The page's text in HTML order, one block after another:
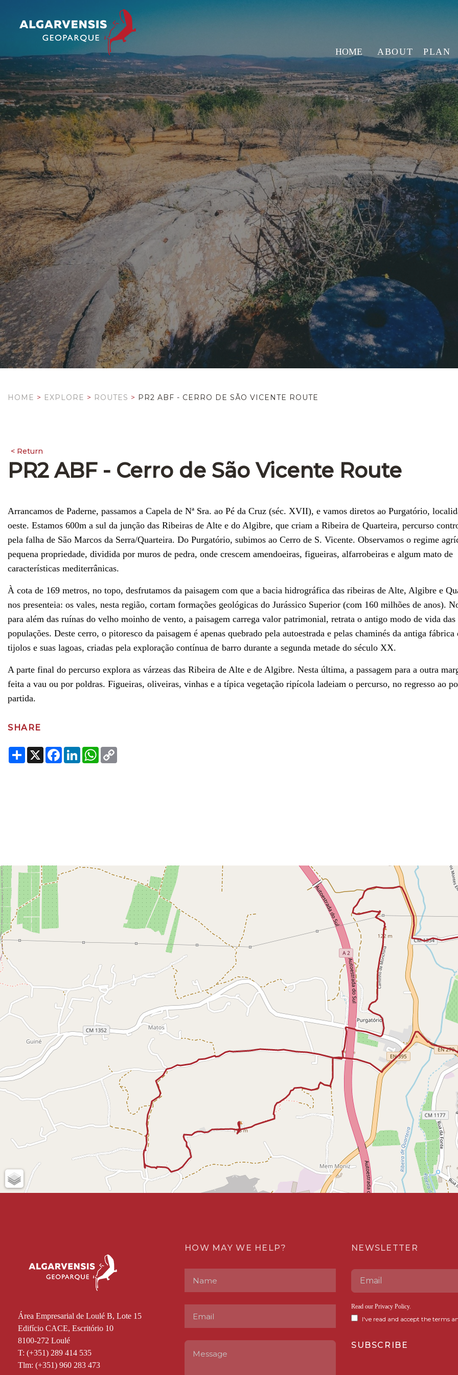
HOME ABOUT PLAN
HOME > EXPLORE > ROUTES > PR2 ABF - CERRO DE SÃO VICENTE ROUTE
PR2 ABF - Cerro de São Vicente Route
Arrancamos de Paderne, passamos a Capela de Nª Sra. ao Pé da Cruz (séc. XVII), e vamos diretos ao Purgatório,
oeste. Estamos 600m a sul da junção das Ribeiras de Alte e do Algibre, que criam a Ribeira de Quarteira, percurso
pela falha de São Marcos da Serra/Quarteira. Do Purgatório, subimos ao Cerro de S. Vicente. Observamos o regime
pequena propriedade, dividida por muros de pedra, onde crescem amendoeiras, figueiras, alfarrobeiras e algum mato de
características mediterrânicas.
À cota de 169 metros, no topo, desfrutamos da paisagem com que a bacia hidrográfica das ribeiras de Alte, Algibre e
nos presenteia: os vales, nesta região, cortam formações geológicas do Jurássico Superior (com 160 milhões de anos).
para além das ruínas do velho moinho de vento, a paisagem carrega valor patrimonial, retrata o antigo modo de vida das
populações. Deste cerro, o pitoresco da paisagem é apenas quebrado pela autoestrada e pelas chaminés da antiga fábrica
tijolos e suas lagoas, criadas pela exploração contínua de barro durante a segunda metade do século XX.
A parte final do percurso explora as várzeas das Ribeira de Alte e de Algibre. Nesta última, a passagem para a outra
feita a vau ou por poldras. Figueiras, oliveiras, vinhas e a típica vegetação ripícola ladeiam o percurso, no regresso ao
partida.
SHARE
Share
X Facebook
LinkedInWhatsApp
Área Empresarial de Loulé B, Lote 15
Edifício CACE, Escritório 10
8100-272 Loulé
T: (+351) 289 414 535
Tlm: (+351) 960 283 473
HOW MAY WE HELP? NEWSLETTER
Read our Privacy Policy.
I've read and accept the terms